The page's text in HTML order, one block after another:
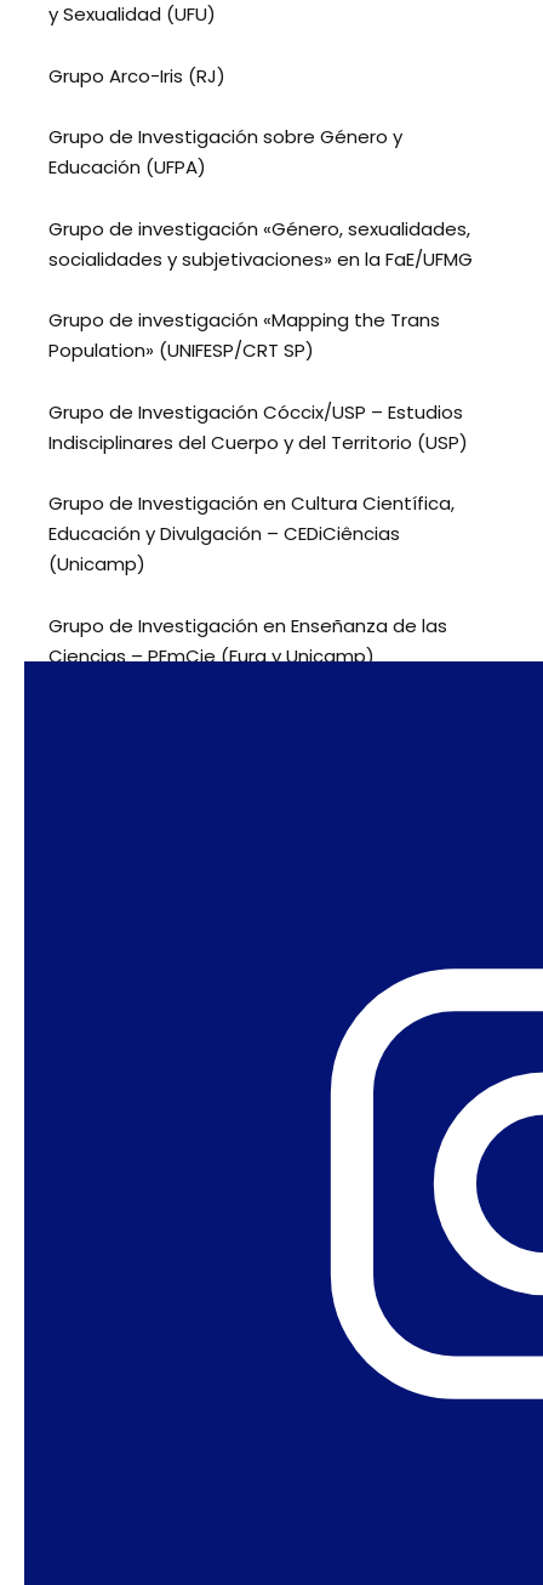
y Sexualidad (UFU)
Grupo Arco-Iris (RJ)
Grupo de Investigación sobre Género y
Educación (UFPA)
Grupo de investigación «Género, sexualidades,
socialidades y subjetivaciones» en la FaE/UFMG
Grupo de investigación «Mapping the Trans
Population» (UNIFESP/CRT SP)
Grupo de Investigación Cóccix/USP – Estudios
Indisciplinares del Cuerpo y del Territorio (USP)
Grupo de Investigación en Cultura Científica,
Educación y Divulgación – CEDiCiências
(Unicamp)
Grupo de Investigación en Enseñanza de las
Ciencias – PEmCie (Furg y Unicamp)
Grupo de Trabajo sobre la Enseñanza de la
Sexualidad en los Cursos de Pregrado de la
Grupo INDDHU – Niños, Diferencias y Derechos
Grupo Interdisciplinario de Investigación sobre
Salud, Medio Ambiente y Trabajo (UFRGS)
GT 23 – Género, Sexualidad y Educación de la
Asociación Nacional de Estudios de Posgrado e